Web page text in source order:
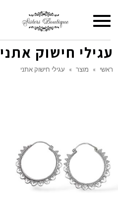
תפריט
עגילי חישוק אתני
ראשי » מוצר » עגילי חישוק אתני